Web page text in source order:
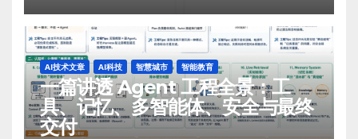
AI技术文章 AI科技 智慧城市 智能教育
一篇讲透 Agent 工程全景：工
具、记忆、多智能体、安全与最终
交付